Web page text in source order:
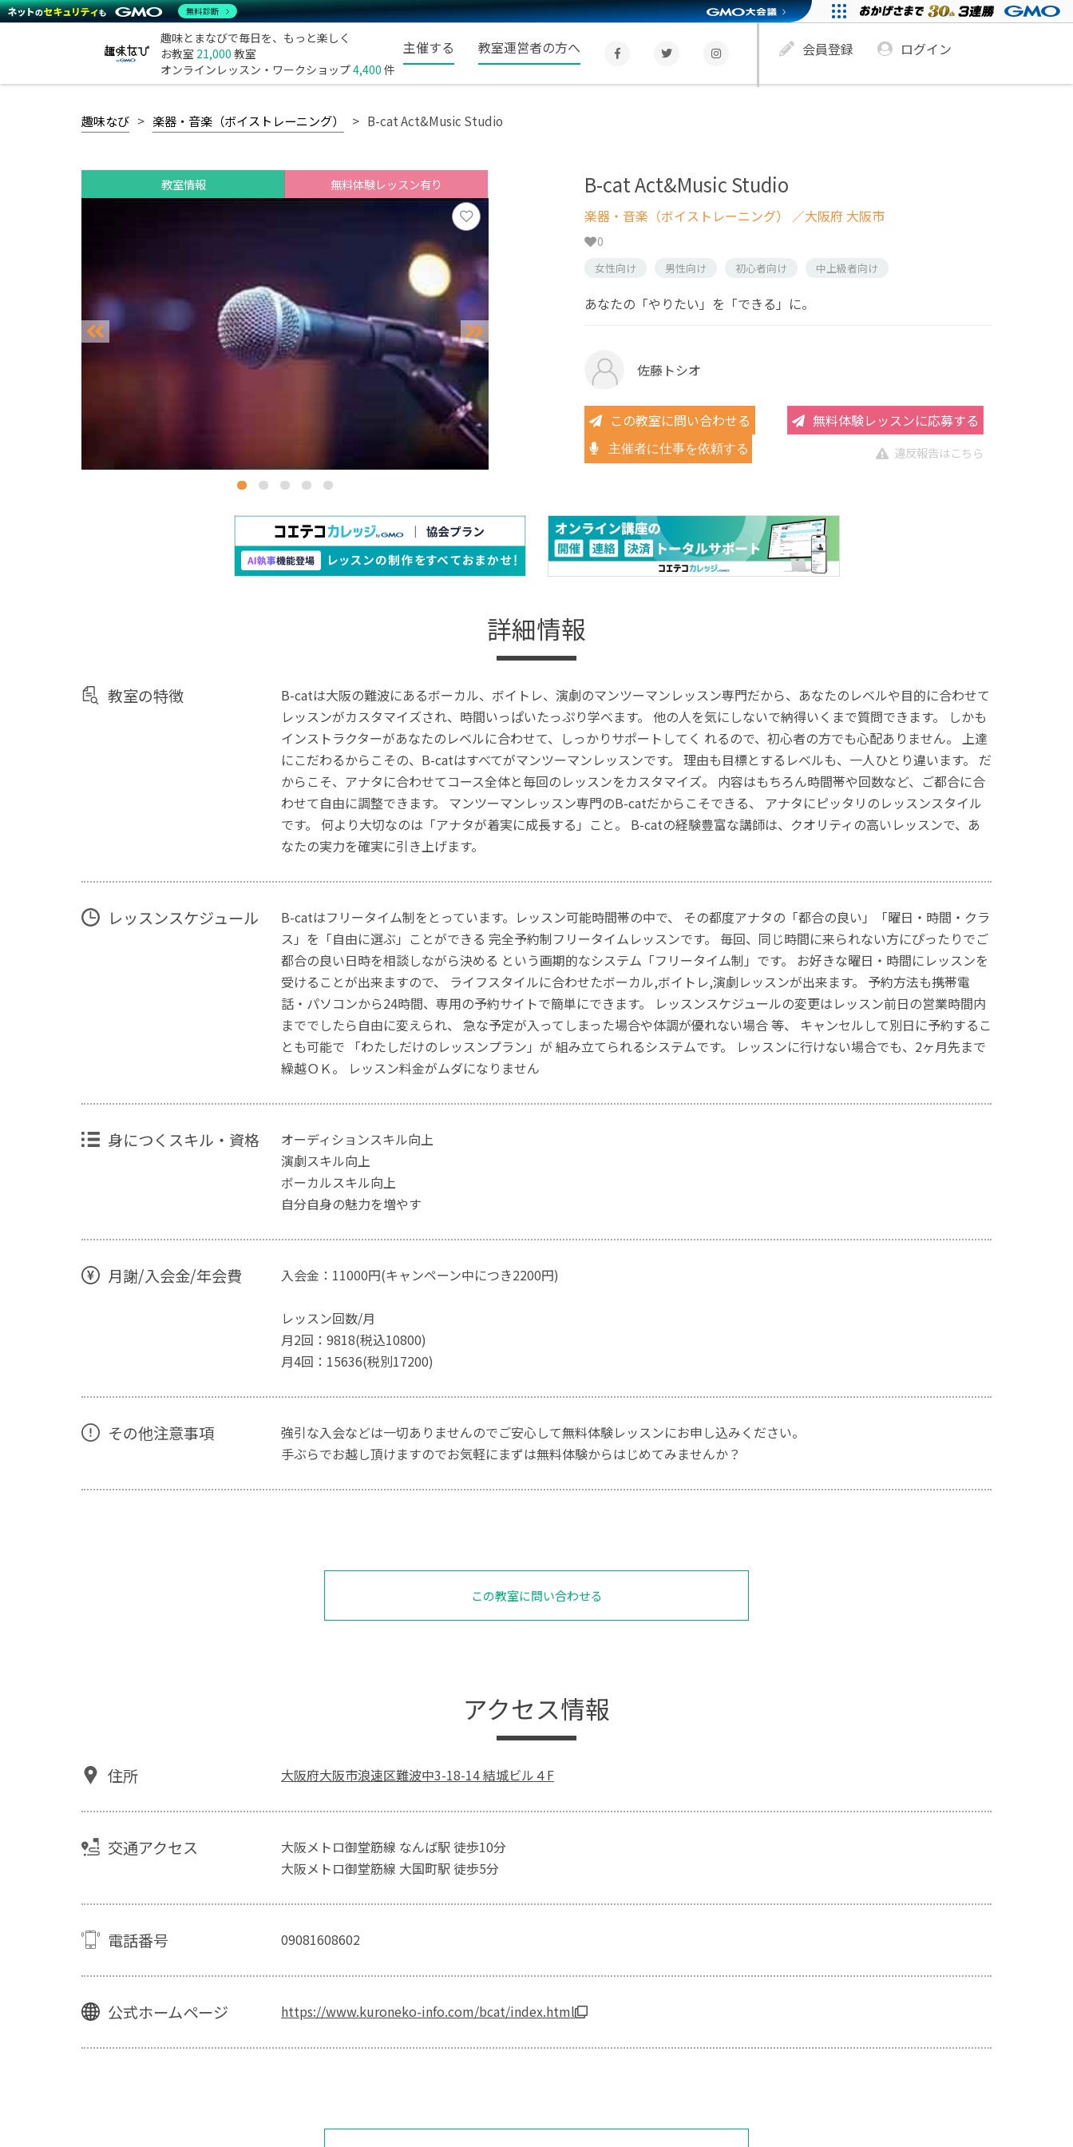
趣味とまなびで毎日を、もっと楽しく
お教室 21,000 教室
オンラインレッスン・ワークショップ4,400 件
主催する 教室運営者の方へ 会員登録 ログイン
趣味なび 楽器・音楽（ボイストレーニング） B-cat Act&Music Studio
教室情報 無料体験レッスン有り B-cat Act&Music Studio
楽器・音楽（ボイストレーニング） ／大阪府 大阪市
0
女性向け 男性向け 初心者向け 中上級者向け
あなたの「やりたい」を「できる」に。
佐藤トシオ
この教室に問い合わせる 無料体験レッスンに応募する
主催者に仕事を依頼する 違反報告はこちら
詳細情報
教室の特徴
B-catは大阪の難波にあるボーカル、ボイトレ、演劇のマンツーマンレッスン専門だから、あなたのレベルや目的に合わせて
レッスンがカスタマイズされ、時間いっぱいたっぷり学べます。 他の人を気にしないで納得いくまで質問できます。 しかも
インストラクターがあなたのレベルに合わせて、しっかりサポートしてく れるので、初心者の方でも心配ありません。 上達
にこだわるからこその、B-catはすべてがマンツーマンレッスンです。 理由も目標とするレベルも、一人ひとり違います。 だ
からこそ、アナタに合わせてコース全体と毎回のレッスンをカスタマイズ。 内容はもちろん時間帯や回数など、ご都合に合
わせて自由に調整できます。 マンツーマンレッスン専門のB-catだからこそできる、 アナタにピッタリのレッスンスタイル
です。 何より大切なのは「アナタが着実に成長する」こと。 B-catの経験豊富な講師は、クオリティの高いレッスンで、あ
なたの実力を確実に引き上げます。
レッスンスケジュール
B-catはフリータイム制をとっています。レッスン可能時間帯の中で、 その都度アナタの「都合の良い」「曜日・時間・クラ
ス」を「自由に選ぶ」ことができる 完全予約制フリータイムレッスンです。 毎回、同じ時間に来られない方にぴったりでご
都合の良い日時を相談しながら決める という画期的なシステム「フリータイム制」です。 お好きな曜日・時間にレッスンを
受けることが出来ますので、 ライフスタイルに合わせたボーカル,ボイトレ,演劇レッスンが出来ます。 予約方法も携帯電
話・パソコンから24時間、専用の予約サイトで簡単にできます。 レッスンスケジュールの変更はレッスン前日の営業時間内
まででしたら自由に変えられ、 急な予定が入ってしまった場合や体調が優れない場合 等、 キャンセルして別日に予約するこ
とも可能で 「わたしだけのレッスンプラン」が 組み立てられるシステムです。 レッスンに行けない場合でも、2ヶ月先まで
繰越ＯＫ。 レッスン料金がムダになりません
身につくスキル・資格
オーディションスキル向上
演劇スキル向上
ボーカルスキル向上
自分自身の魅力を増やす
月謝/入会金/年会費 入会金：11000円(キャンペーン中につき2200円)
レッスン回数/月
月2回：9818(税込10800)
月4回：15636(税別17200)
その他注意事項
強引な入会などは一切ありませんのでご安心して無料体験レッスンにお申し込みください。
手ぶらでお越し頂けますのでお気軽にまずは無料体験からはじめてみませんか？
この教室に問い合わせる
アクセス情報
住所 大阪府大阪市浪速区難波中3-18-14 結城ビル４F
交通アクセス
大阪メトロ御堂筋線 なんば駅 徒歩10分
大阪メトロ御堂筋線 大国町駅 徒歩5分
電話番号 09081608602
公式ホームページ https://www.kuroneko-info.com/bcat/index.html
無料診断